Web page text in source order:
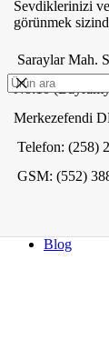
Sevdiklerinizi
görünmek
Saraylar Mah.
No:10
Merkezefendi
Telefon: (258)
GSM: (552)
Menü
Blog